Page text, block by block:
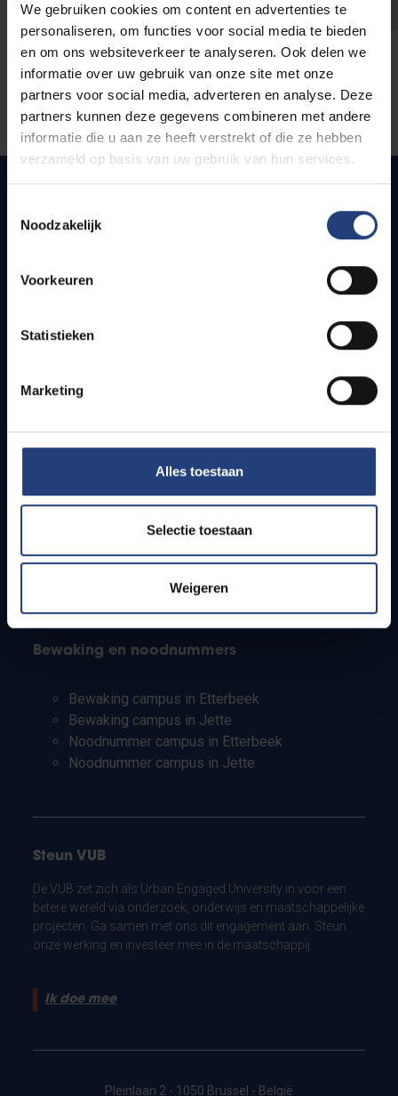
We gebruiken cookies om content en advertenties te
personaliseren, om functies voor social media te bieden
en om ons websiteverkeer te analyseren. Ook delen we
informatie over uw gebruik van onze site met onze
partners voor social media, adverteren en analyse. Deze
partners kunnen deze gegevens combineren met andere
informatie die u aan ze heeft verstrekt of die ze hebben
verzameld op basis van uw gebruik van hun services.
Noodzakelijk
Voorkeuren
Statistieken
Marketing
Alles toestaan
Selectie toestaan
Weigeren
Snel naar
Bereikbaarheid
Studenten
PhD-studenten
Leerkrachten en secundaire scholen
Bewaking en noodnummers
Bewaking campus in Etterbeek
Bewaking campus in Jette
Noodnummer campus in Etterbeek
Noodnummer campus in Jette
Steun VUB
De VUB zet zich als Urban Engaged University in voor een
betere wereld via onderzoek, onderwijs en maatschappelijke
projecten. Ga samen met ons dit engagement aan. Steun
onze werking en investeer mee in de maatschappij.
Ik doe mee
Pleinlaan 2 - 1050 Brussel - België